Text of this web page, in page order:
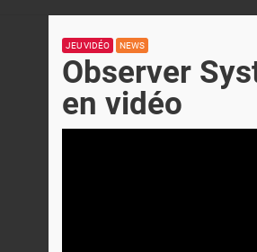
JEU VIDÉO NEWS
Observer
en vidéo